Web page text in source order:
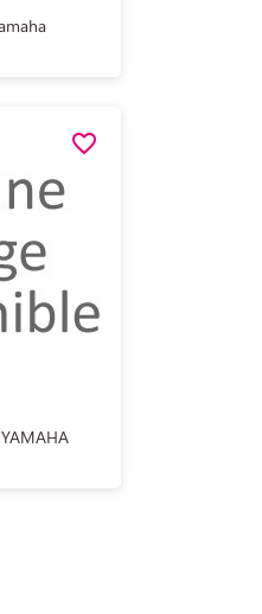
favorite_border